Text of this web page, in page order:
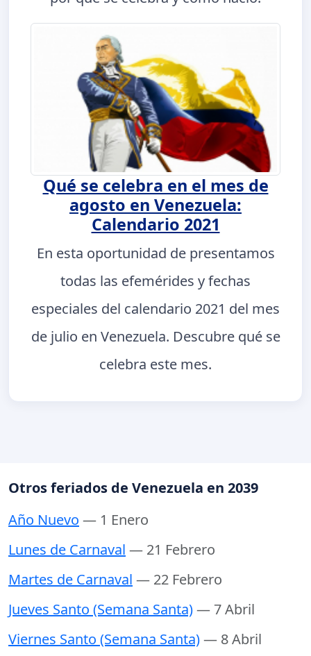
Qué se celebra en el mes de
agosto en Venezuela:
Calendario 2021
En esta oportunidad de presentamos
todas las efemérides y fechas
especiales del calendario 2021 del mes
de julio en Venezuela. Descubre qué se
celebra este mes.
Otros feriados de Venezuela en 2039
Año Nuevo — 1 Enero
Lunes de Carnaval — 21 Febrero
Martes de Carnaval — 22 Febrero
Jueves Santo (Semana Santa)— 7 Abril
Viernes Santo (Semana Santa)— 8 Abril